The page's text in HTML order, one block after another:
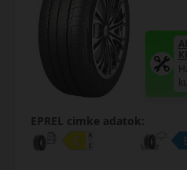
EPREL cimke adatok: